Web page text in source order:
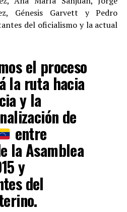
Génesis Garvett y Pedro
del oficialismo y la actual
el proceso
la ruta hacia
y la
de
entre
la Asamblea
y
del